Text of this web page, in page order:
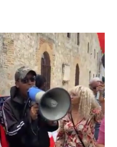
los pasados gobiernos
matanza ocurrida en
del PRD, hoy PRM. ¿Que
y que sucedió? La poblada
protestas durante los días
Dominicana durante
Blanco del Partido
ante los altos precios de